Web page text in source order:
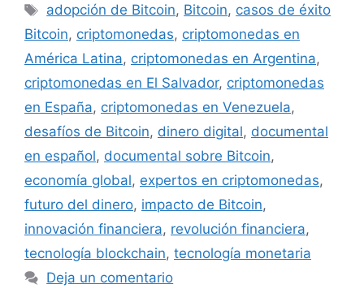
adopción de Bitcoin, Bitcoin, casos de éxito
Bitcoin, criptomonedas, criptomonedas en
América Latina, criptomonedas en Argentina,
criptomonedas en El Salvador, criptomonedas
en España, criptomonedas en Venezuela,
desafíos de Bitcoin, dinero digital, documental
en español, documental sobre Bitcoin,
economía global, expertos en criptomonedas,
futuro del dinero, impacto de Bitcoin,
innovación financiera, revolución financiera,
tecnología blockchain, tecnología monetaria
Deja un comentario